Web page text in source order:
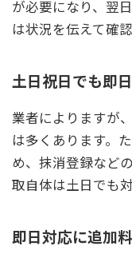
が必要になり、翌
は状況を伝えて確
土日祝日でも即
業者によりますが
は多くあります。
め、抹消登録など
取自体は土日でも
即日対応に追加